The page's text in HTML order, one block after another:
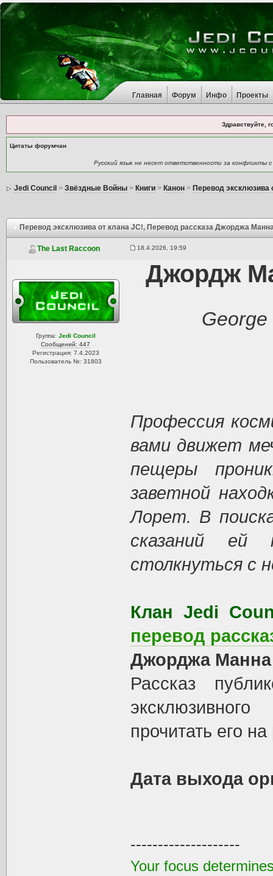
Главная Форум Инфо Проекты
Здравствуйте,
Цитаты форумчан
Русский язык не несет ответственности за конфликты
Jedi Council > Звёздные Войны> Книги> Канон> Перевод эксклюзива
Перевод эксклюзива от клана JC!, Перевод рассказа Джорджа
The Last Raccoon 18.4.2026, 19:59
Группа: Jedi Council
Сообщений: 447
Регистрация: 7.4.2023
Пользователь №: 31803
Джордж
Профессия
вами движет
пещеры
заветной
Лорет. В
сказаний ей
столкнуться с
Клан Jedi
перевод
Джорджа
Рассказ
прочитать его
Дата выхода
--------------------
Your focus